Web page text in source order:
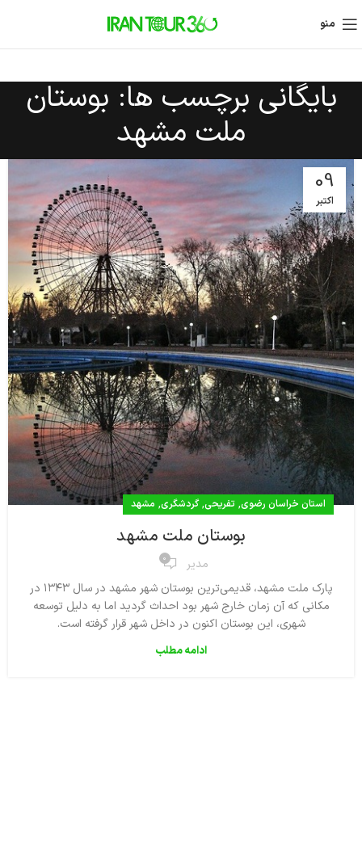
منو
بایگانی برچسب ها: بوستان
ملت مشهد
09
اکتبر
استان خراسان رضوی, تفریحی,گردشگری, مشهد
بوستان ملت مشهد
مدیر 0
پارک ملت مشهد، قدیمی‌ترین بوستان شهر مشهد در سال ۱۳۴۳ در
مکانی که آن زمان خارج شهر بود احداث گردید اما به دلیل توسعه
شهری، این بوستان اکنون در داخل شهر قرار گرفته‌ است.
ادامه مطلب